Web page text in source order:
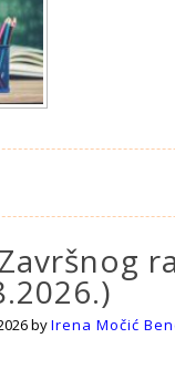
byIrena Močić